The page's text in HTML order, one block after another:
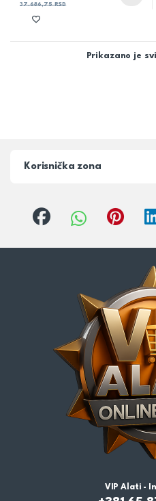
37.686,75RSD
Prikazano je
Korisnička zona
VIP Alati -